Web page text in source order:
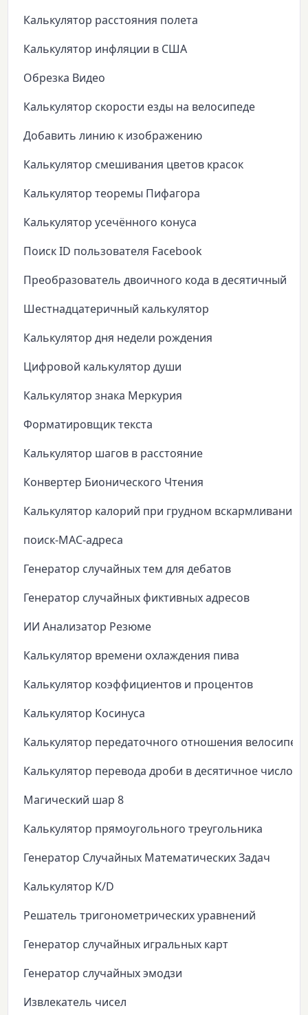
Калькулятор расстояния полета
Калькулятор инфляции в США
Обрезка Видео
Калькулятор скорости езды на велосипеде
Добавить линию к изображению
Калькулятор смешивания цветов красок
Калькулятор теоремы Пифагора
Калькулятор усечённого конуса
Поиск ID пользователя Facebook
Преобразователь двоичного кода в десятичный
Шестнадцатеричный калькулятор
Калькулятор дня недели рождения
Цифровой калькулятор души
Калькулятор знака Меркурия
Форматировщик текста
Калькулятор шагов в расстояние
Конвертер Бионического Чтения
Калькулятор калорий при грудном вскармливании
поиск-MAC-адреса
Генератор случайных тем для дебатов
Генератор случайных фиктивных адресов
ИИ Анализатор Резюме
Калькулятор времени охлаждения пива
Калькулятор коэффициентов и процентов
Калькулятор Косинуса
Калькулятор передаточного отношения
Калькулятор перевода дроби в десятичное число
Магический шар 8
Калькулятор прямоугольного треугольника
Генератор Случайных Математических Задач
Калькулятор K/D
Решатель тригонометрических уравнений
Генератор случайных игральных карт
Генератор случайных эмодзи
Извлекатель чисел